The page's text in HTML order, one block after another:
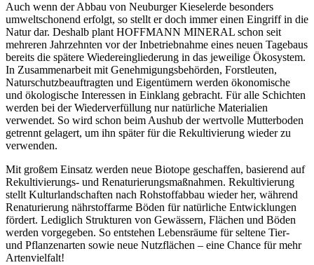
Auch wenn der Abbau von Neuburger Kieselerde besonders
umweltschonend erfolgt, so stellt er doch immer einen Eingriff in die
Natur dar. Deshalb plant HOFFMANN MINERAL schon seit
mehreren Jahrzehnten vor der Inbetriebnahme eines neuen Tagebaus
bereits die spätere Wiedereingliederung in das jeweilige Ökosystem.
In Zusammenarbeit mit Genehmigungsbehörden, Forstleuten,
Naturschutzbeauftragten und Eigentümern werden ökonomische
und ökologische Interessen in Einklang gebracht. Für alle Schichten
werden bei der Wiederverfüllung nur natürliche Materialien
verwendet. So wird schon beim Aushub der wertvolle Mutterboden
getrennt gelagert, um ihn später für die Rekultivierung wieder zu
verwenden.
Mit großem Einsatz werden neue Biotope geschaffen, basierend auf
Rekultivierungs- und Renaturierungsmaßnahmen. Rekultivierung
stellt Kulturlandschaften nach Rohstoffabbau wieder her, während
Renaturierung nährstoffarme Böden für natürliche Entwicklungen
fördert. Lediglich Strukturen von Gewässern, Flächen und Böden
werden vorgegeben. So entstehen Lebensräume für seltene Tier-
und Pflanzenarten sowie neue Nutzflächen – eine Chance für mehr
Artenvielfalt!